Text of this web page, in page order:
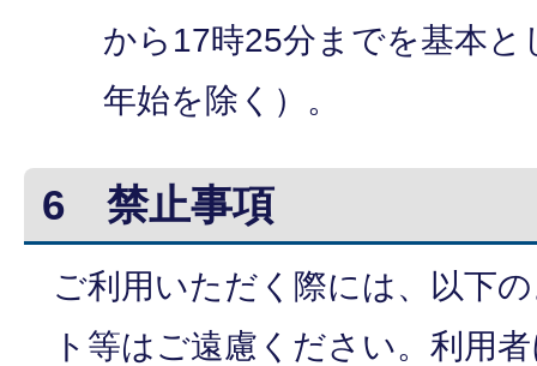
から17時25分までを基本と
年始を除く）。
6 禁止事項
ご利用いただく際には、以下
ト等はご遠慮ください。利用